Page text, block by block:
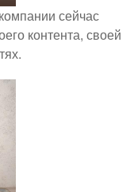
сейчас
контента, своей